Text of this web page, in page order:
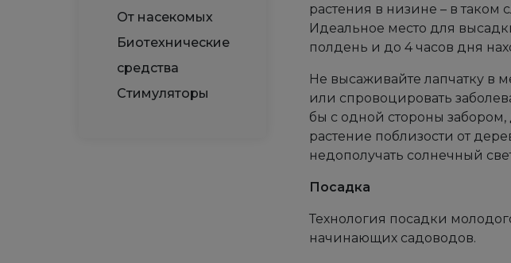
От насекомых
Биотехнические
средства
Стимуляторы
растения в низине – в таком
Идеальное место для
полдень и до 4 часов дня
Не высаживайте лапчатку в
или спровоцировать
бы с одной стороны
растение поблизости от
недополучать солнечный
Посадка
Технология посадки
начинающих садоводов.